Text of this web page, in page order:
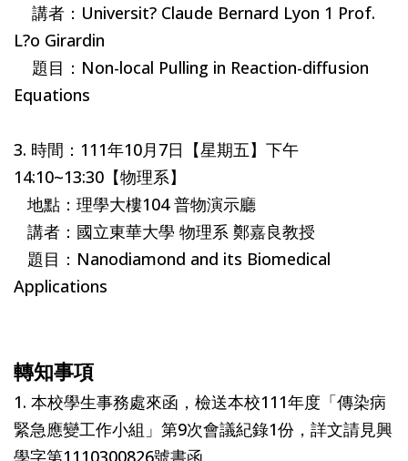
講者：Universit? Claude Bernard Lyon 1 Prof.
L?o Girardin
題目：Non-local Pulling in Reaction-diffusion
Equations
3. 時間：111年10月7日【星期五】下午
14:10~13:30【物理系】
地點：理學大樓104 普物演示廳
講者：國立東華大學 物理系 鄭嘉良教授
題目：Nanodiamond and its Biomedical
Applications
轉知事項
1. 本校學生事務處來函，檢送本校111年度「傳染病
緊急應變工作小組」第9次會議紀錄1份，詳文請見興
學字第1110300826號書函。